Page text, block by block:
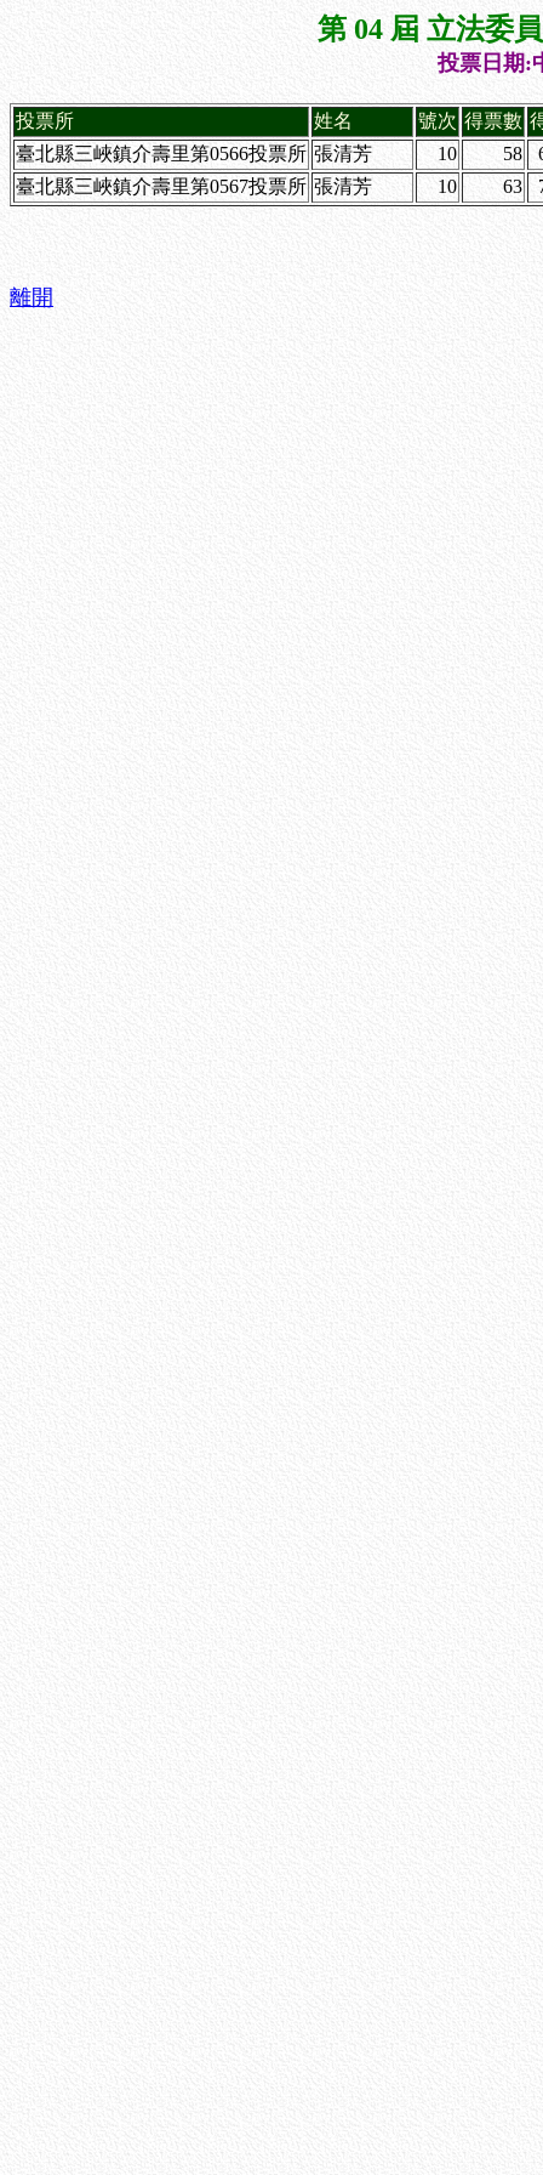
第 04 屆 立法委
投票日期:
投票所 姓名 號次 得票數
臺北縣三峽鎮介壽里第0566投票所 張清芳 10 58
臺北縣三峽鎮介壽里第0567投票所 張清芳 10 63
離開